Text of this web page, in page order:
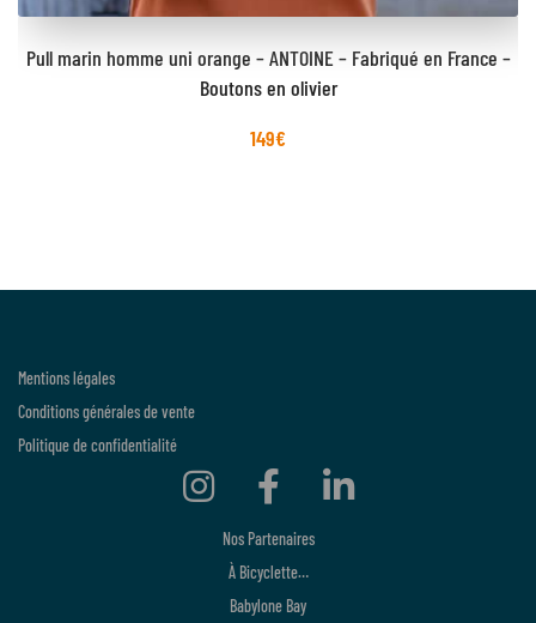
Pull marin homme uni orange – ANTOINE – Fabriqué en France –
Boutons en olivier
149€
Mentions légales
Conditions générales de vente
Politique de confidentialité
Nos Partenaires
À Bicyclette…
Babylone Bay